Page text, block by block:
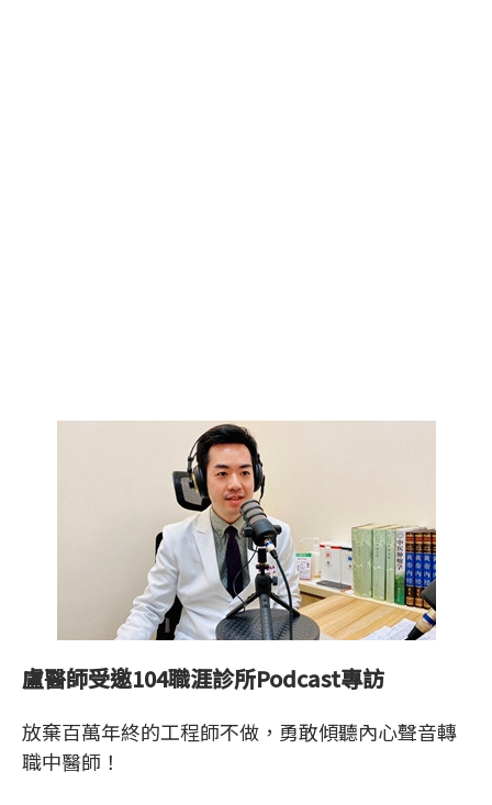
盧醫師受邀104職涯診所Podcast專訪
放棄百萬年終的工程師不做，勇敢傾聽內心聲音轉
職中醫師！